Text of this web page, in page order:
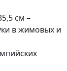
см –
в жимовых и